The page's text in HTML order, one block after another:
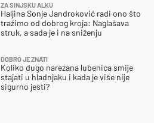
ZA SINJSKU ALKU
Haljina Sonje Jandroković radi ono što
tražimo od dobrog kroja: Naglašava
struk, a sada je i na sniženju
DOBRO JE ZNATI
Koliko dugo narezana lubenica smije
stajati u hladnjaku i kada je više nije
sigurno jesti?